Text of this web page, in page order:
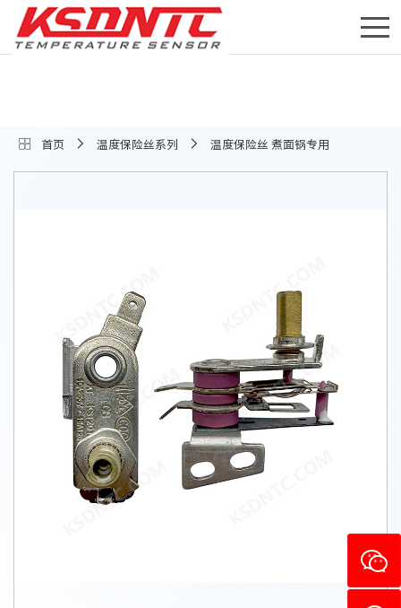
首页 温度保险丝系列 温度保险丝 煮面锅专用